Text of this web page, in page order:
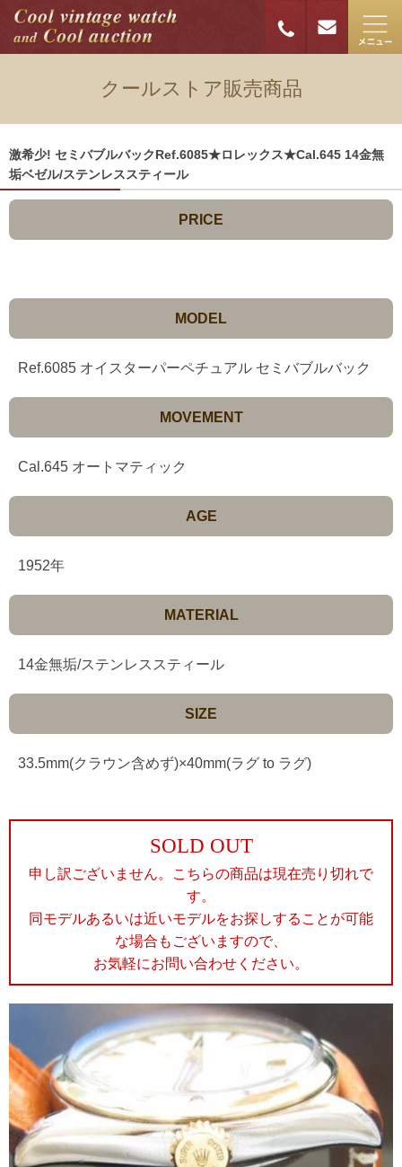
クールストア販売商品
激希少! セミバブルバックRef.6085★ロレックス★Cal.645 14金無
垢ベゼル/ステンレススティール
PRICE
MODEL
Ref.6085 オイスターパーペチュアル セミバブルバック
MOVEMENT
Cal.645 オートマティック
AGE
1952年
MATERIAL
14金無垢/ステンレススティール
SIZE
33.5mm(クラウン含めず)×40mm(ラグ to ラグ)
SOLD OUT
申し訳ございません。こちらの商品は現在売り切れで
す。
同モデルあるいは近いモデルをお探しすることが可能
な場合もございますので、
お気軽にお問い合わせください。